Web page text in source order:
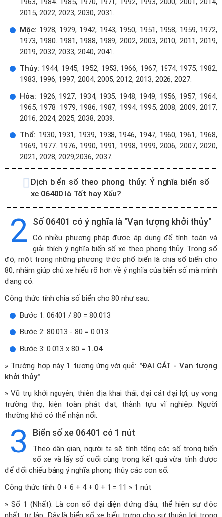
1963, 1984, 1985, 1970, 1971, 1992, 1993, 2000, 2001, 2014,
2015, 2022, 2023, 2030, 2031.
Mộc: 1928, 1929, 1942, 1943, 1950, 1951, 1958, 1959, 1972,
1973, 1980, 1981, 1988, 1989, 2002, 2003, 2010, 2011, 2019,
2019, 2032, 2033, 2040, 2041.
Thủy: 1944, 1945, 1952, 1953, 1966, 1967, 1974, 1975, 1982,
1983, 1996, 1997, 2004, 2005, 2012, 2013, 2026, 2027.
Hỏa: 1926, 1927, 1934, 1935, 1948, 1949, 1956, 1957, 1964,
1965, 1978, 1979, 1986, 1987, 1994, 1995, 2008, 2009, 2017,
2016, 2024, 2025, 2038, 2039.
Thổ: 1930, 1931, 1939, 1938, 1946, 1947, 1960, 1961, 1968,
1969, 1977, 1976, 1990, 1991, 1998, 1999, 2006, 2007, 2020,
2021, 2028, 2029,2036, 2037.
Dịch biển số theo phong thủy: Ý nghĩa biển số
xe 06400 là Tốt hay Xấu?
2 Số 06401 có ý nghĩa là "Vạn tượng khởi thủy"
Có nhiều phương pháp được áp dụng để tính toán và
giải thích ý nghĩa biển số xe theo phong thủy. Trong số
đó, một trong những phương thức phổ biến là chia số biển cho
80, nhằm giúp chủ xe hiểu rõ hơn về ý nghĩa của biển số mà mình
đang có.
Công thức tính chia số biển cho 80 như sau:
Bước 1: 06401 / 80 = 80.013
Bước 2: 80.013 - 80 = 0.013
Bước 3: 0.013 x 80 = 1.04
» Trường hợp này 1 tương ứng với quẻ: "ĐẠI CÁT - Vạn tượng
khởi thủy"
» Vũ trụ khởi nguyên, thiên địa khai thái, đại cát đại lợi, uy vọng
trường thọ, kiện toàn phát đạt, thành tựu vĩ nghiệp. Người
thường khó có thể nhận nổi.
3 Biển số xe 06401 có 1 nút
Theo dân gian, người ta sẽ tính tổng các số trong biển
số xe và lấy số cuối cùng trong kết quả vừa tính được
để đối chiếu bảng ý nghĩa phong thủy các con số.
Công thức tính: 0 + 6 + 4 + 0 + 1 = 11 » 1 nút
» Số 1 (Nhất): Là con số đại diện đứng đầu, thể hiện sự độc
nhất, tự lập. Đây là biển số xe biểu trưng cho sự thuận lợi trong